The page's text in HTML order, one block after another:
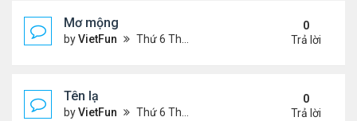
Mơ mộng
byVietFun Thứ 6 Tháng 1 13, 2023 4:54 pm
0
Trả lời
Tên lạ
byVietFun Thứ 6 Tháng 1 13, 2023 4:47 pm
0
Trả lời